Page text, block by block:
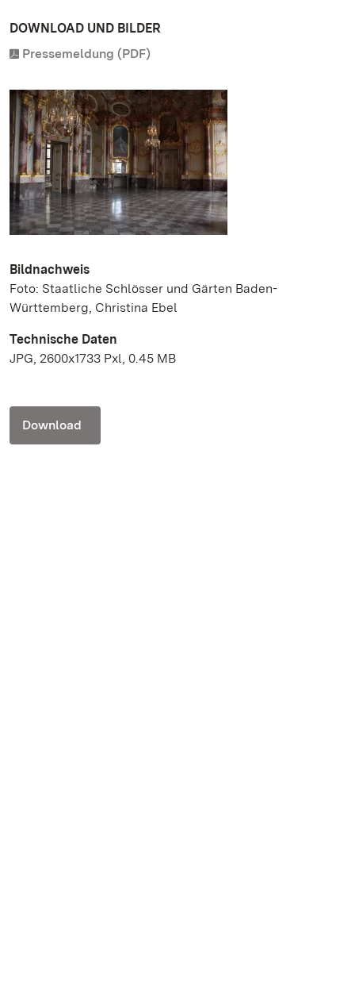
DOWNLOAD UND BILDER
Pressemeldung (PDF)
Bildnachweis
Foto: Staatliche Schlösser und Gärten Baden-
Württemberg, Christina Ebel
Technische Daten
JPG, 2600x1733 Pxl, 0.45 MB
Download